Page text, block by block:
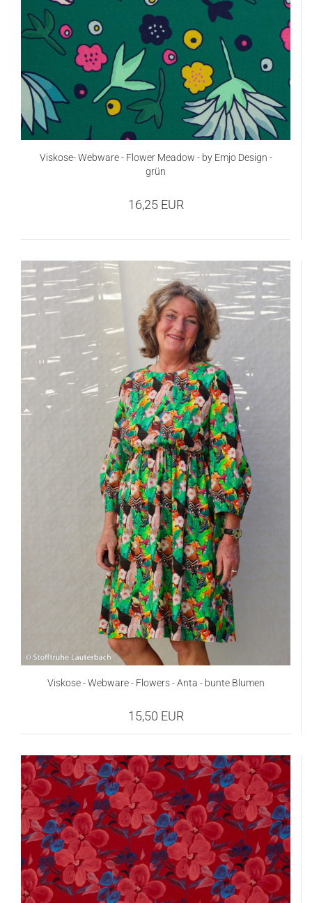
Viskose- Webware - Flower Meadow - by Emjo Design -
grün
16,25 EUR
Viskose - Webware - Flowers - Anta - bunte Blumen
15,50 EUR